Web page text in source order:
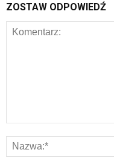
ZOSTAW ODPOWIEDŹ